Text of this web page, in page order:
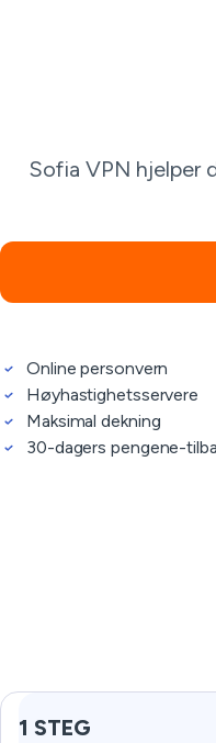
Sofia VPN hjelper
Online personvern
Høyhastighetsservere
Maksimal dekning
30-dagers pengene-
1 STEG